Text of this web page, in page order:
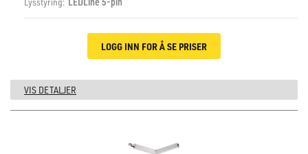
LOGG INN FOR Å SE PRISER
VIS DETALJER